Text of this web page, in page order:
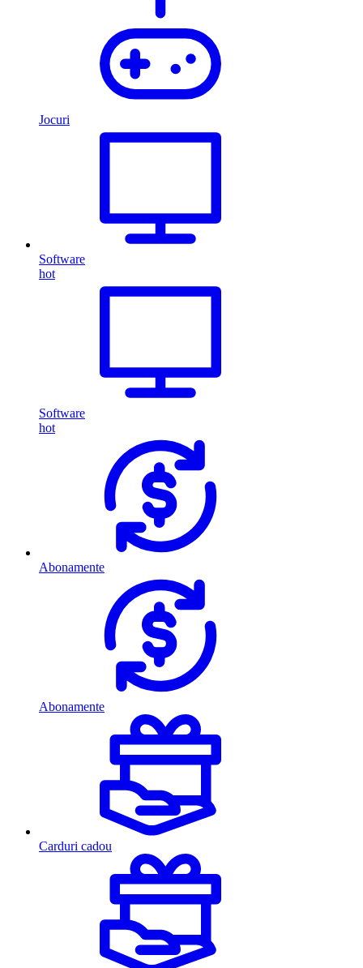
Jocuri
Software
hot
Software
hot
Abonamente
Abonamente
Carduri cadou